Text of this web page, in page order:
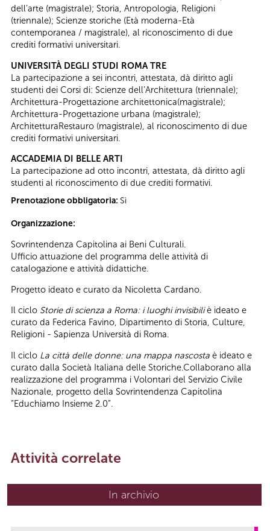
dell’arte (magistrale); Storia, Antropologia, Religioni
(triennale); Scienze storiche (Età moderna-Età
contemporanea / magistrale), al riconoscimento di due
crediti formativi universitari.
UNIVERSITÀ DEGLI STUDI ROMA TRE
La partecipazione a sei incontri, attestata, dà diritto agli
studenti dei Corsi di: Scienze dell’Architettura (triennale);
Architettura-Progettazione architettonica(magistrale);
Architettura-Progettazione urbana (magistrale);
ArchitetturaRestauro (magistrale), al riconoscimento di due
crediti formativi universitari.
ACCADEMIA DI BELLE ARTI
La partecipazione ad otto incontri, attestata, dà diritto agli
studenti al riconoscimento di due crediti formativi.
Prenotazione obbligatoria: Sì
Organizzazione:
Sovrintendenza Capitolina ai Beni Culturali.
Ufficio attuazione del programma delle attività di
catalogazione e attività didattiche.
Progetto ideato e curato da Nicoletta Cardano.
Il ciclo Storie di scienza a Roma: i luoghi invisibiliè ideato e
curato da Federica Favino, Dipartimento di Storia, Culture,
Religioni - Sapienza Università di Roma.
Il ciclo La città delle donne: una mappa nascosta è ideato e
curato dalla Società Italiana delle Storiche.Collaborano alla
realizzazione del programma i Volontari del Servizio Civile
Nazionale, progetto della Sovrintendenza Capitolina
“Educhiamo Insieme 2.0”.
Attività correlate
In archivio